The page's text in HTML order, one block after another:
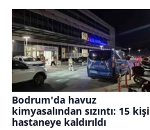
Bodrum'da havuz
kimyasalından sızıntı: 15 kişi
hastaneye kaldırıldı